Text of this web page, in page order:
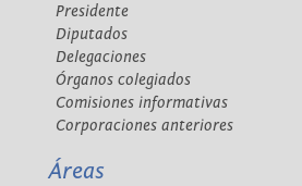
Presidente
Diputados
Delegaciones
Órganos colegiados
Comisiones informativas
Corporaciones anteriores
Áreas